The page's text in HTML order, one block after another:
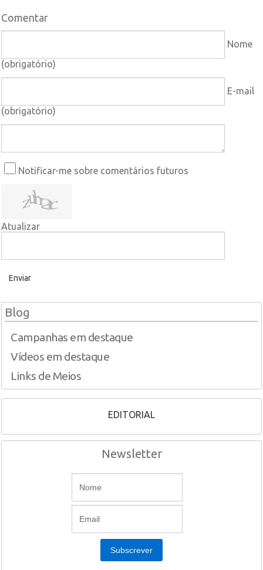
Comentar
Nome
(obrigatório)
E-mail
(obrigatório)
Notificar-me sobre comentários futuros
Atualizar
Enviar
Blog
Campanhas em destaque
Vídeos em destaque
Links de Meios
EDITORIAL
Newsletter